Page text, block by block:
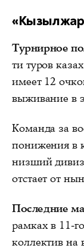
Турнирное
ти туров
имеет 12
выживание в
Команда за
понижения в
низший
отстает от
Последние
рамках в 11-
коллектив на